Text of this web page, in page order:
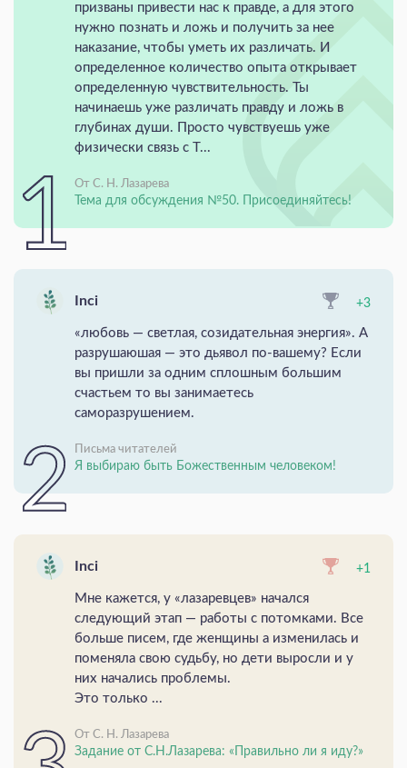
призваны привести нас к правде, а для этого
нужно познать и ложь и получить за нее
наказание, чтобы уметь их различать. И
определенное количество опыта открывает
определенную чувствительность. Ты
начинаешь уже различать правду и ложь в
глубинах души. Просто чувствуешь уже
физически связь с Т...
От С. Н. Лазарева
Тема для обсуждения №50. Присоединяйтесь!
Inci +3
«любовь — светлая, созидательная энергия». А
разрушаюшая — это дьявол по-вашему? Если
вы пришли за одним сплошным большим
счастьем то вы занимаетесь
саморазрушением.
Письма читателей
Я выбираю быть Божественным человеком!
Inci +1
Мне кажется, у «лазаревцев» начался
следующий этап — работы с потомками. Все
больше писем, где женщины а изменилась и
поменяла свою судьбу, но дети выросли и у
них начались проблемы.
Это только ...
От С. Н. Лазарева
Задание от С.Н.Лазарева: «Правильно ли я иду?»